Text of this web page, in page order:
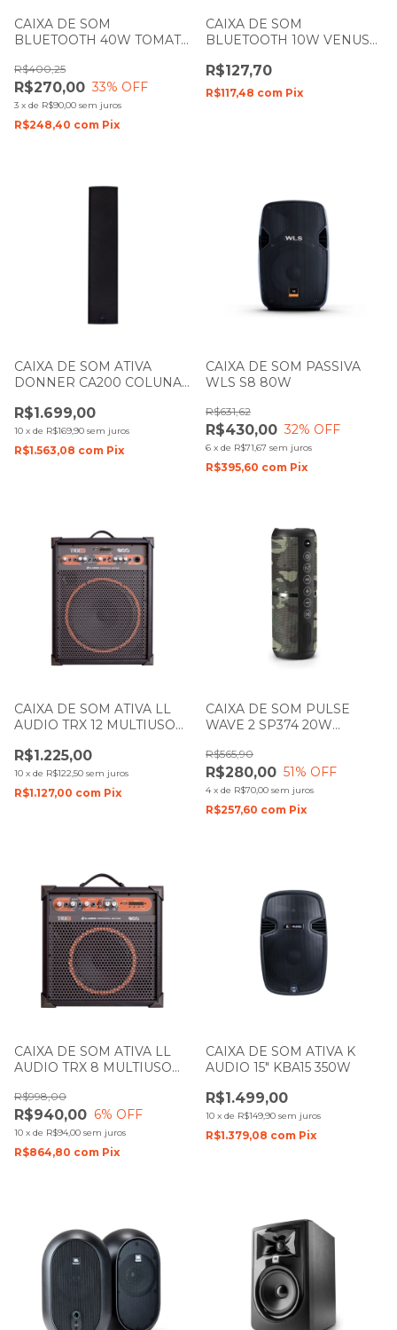
CAIXA DE SOM
BLUETOOTH 40W TOMATE
R$270,00
R$400,25
33% OFF
3 x de R$90,00 sem juros
R$248,40 com Pix
CAIXA DE SOM
BLUETOOTH 10W VENUS
R$127,70
R$117,48 com Pix
CAIXA DE SOM ATIVA
DONNER CA200 COLUNA
R$1.699,00
10 x de R$169,90 sem juros
R$1.563,08 com Pix
CAIXA DE SOM PASSIVA
WLS S8 80W
R$430,00
R$631,62
32% OFF
6 x de R$71,67 sem juros
R$395,60 com Pix
CAIXA DE SOM ATIVA LL
AUDIO TRX 12 MULTIUSO
R$1.225,00
10 x de R$122,50 sem juros
R$1.127,00 com Pix
CAIXA DE SOM PULSE
WAVE 2 SP374 20W
R$280,00
R$565,90
51% OFF
4 x de R$70,00 sem juros
R$257,60 com Pix
CAIXA DE SOM ATIVA LL
AUDIO TRX 8 MULTIUSO
R$940,00
R$998,00
6% OFF
10 x de R$94,00 sem juros
R$864,80 com Pix
CAIXA DE SOM ATIVA K
AUDIO 15" KBA15 350W
R$1.499,00
10 x de R$149,90 sem juros
R$1.379,08 com Pix